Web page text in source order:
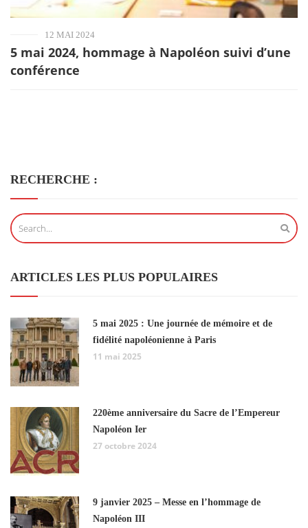
12 MAI 2024
5 mai 2024, hommage à Napoléon suivi d’une
conférence
RECHERCHE :
ARTICLES LES PLUS POPULAIRES
5 mai 2025 : Une journée de mémoire et de
fidélité napoléonienne à Paris
11 mai 2025
220ème anniversaire du Sacre de l’Empereur
Napoléon Ier
27 octobre 2024
9 janvier 2025 – Messe en l’hommage de
Napoléon III